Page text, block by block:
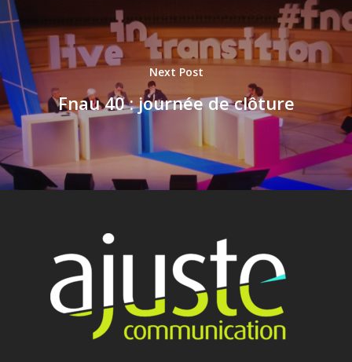
Next Post
Fnau 40 : journée de clôture
Contact